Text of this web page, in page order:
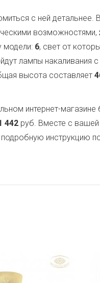
с ней детальнее.
возможностями,
модели: 6, свет от
лампы накаливания
высота составляет
интернет-магазине
442 руб. Вместе с
инструкцию